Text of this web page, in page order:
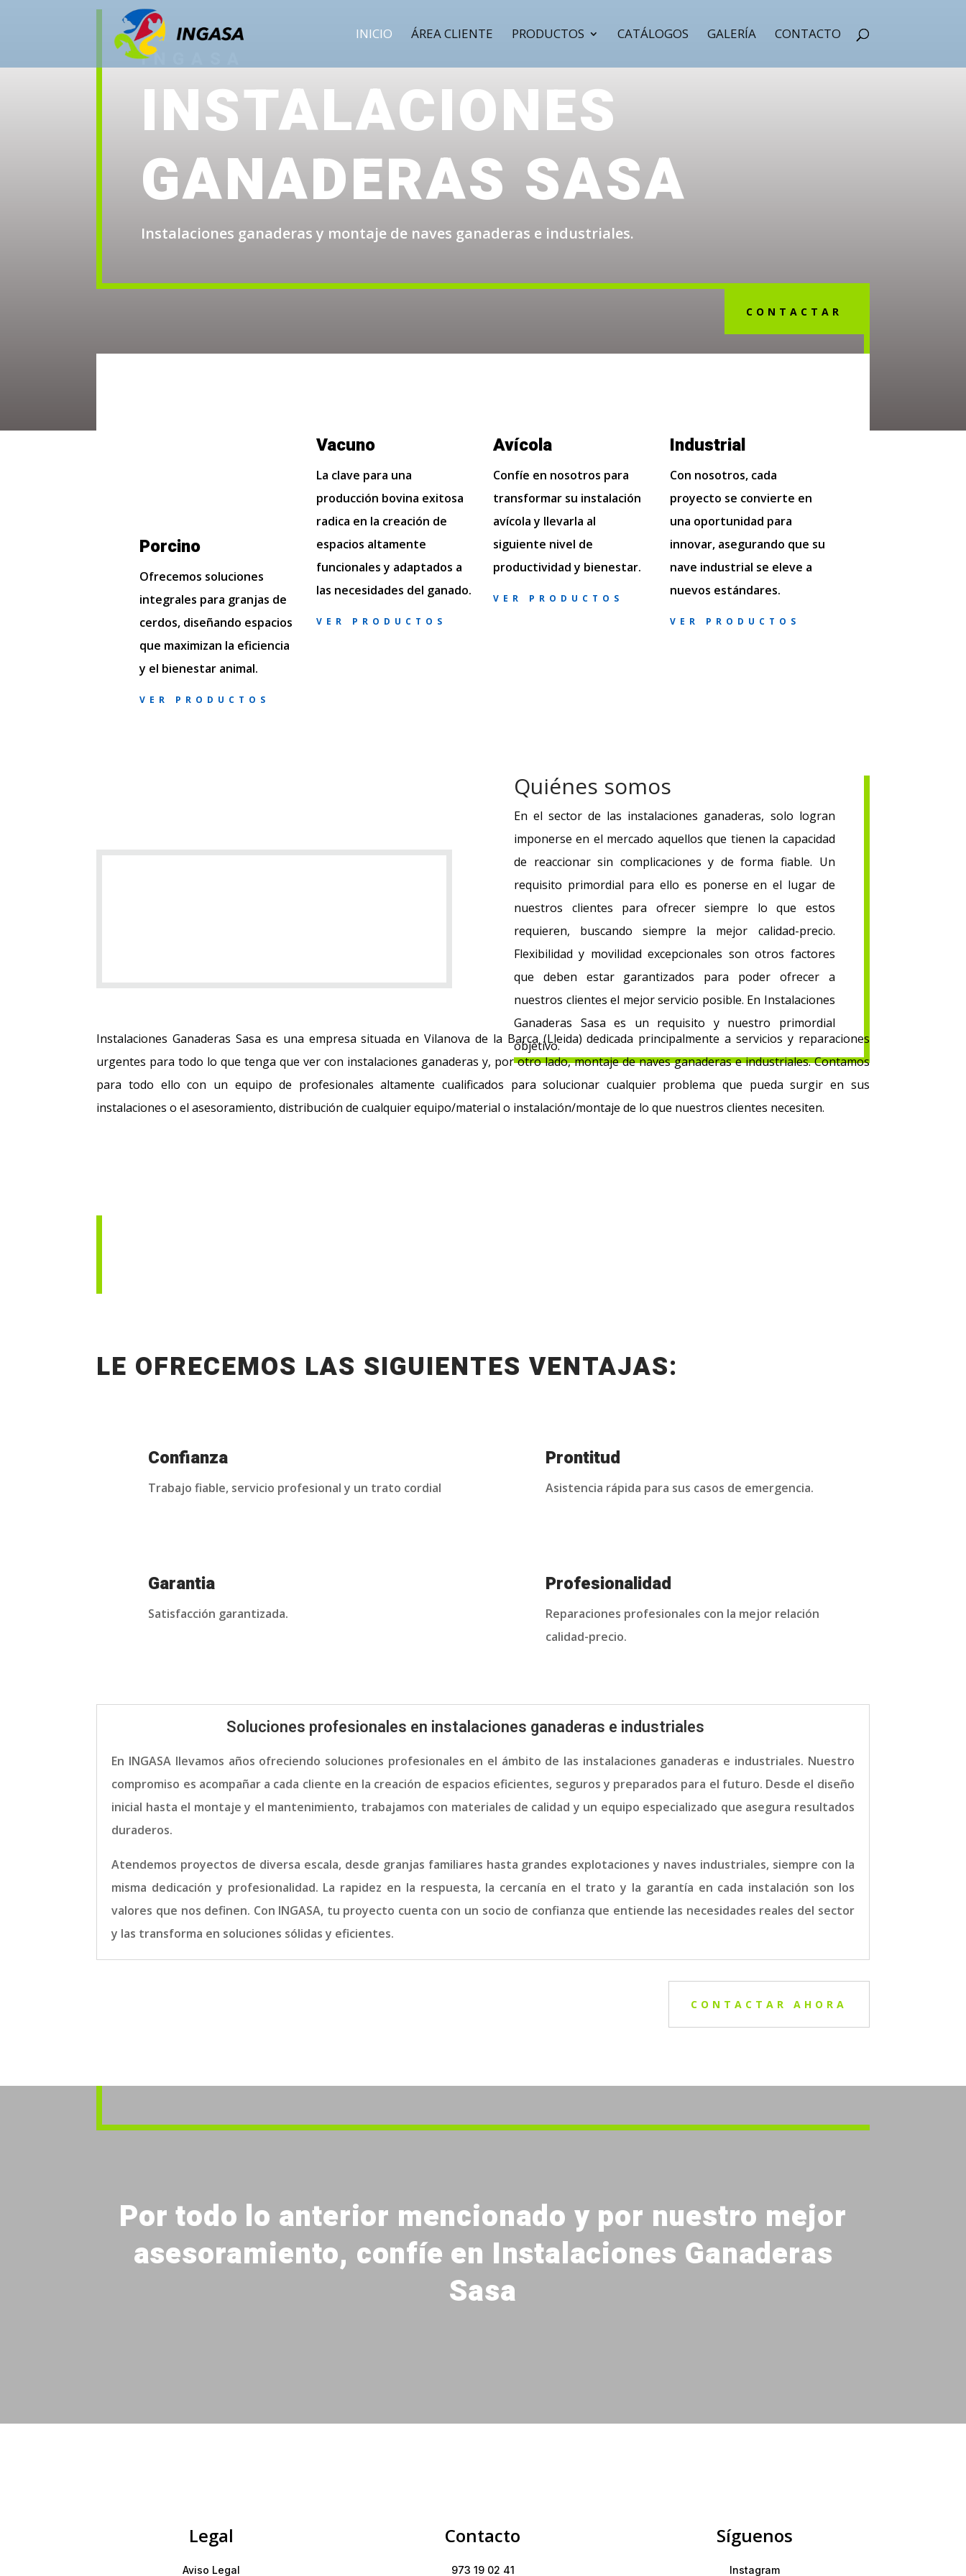
INICIO ÁREA CLIENTE PRODUCTOS CATÁLOGOS GALERÍA CONTACTO
INGASA
INSTALACIONES
GANADERAS SASA
Instalaciones ganaderas y montaje de naves ganaderas e industriales.
CONTACTAR
Porcino
Ofrecemos soluciones
integrales para granjas de
cerdos, diseñando espacios
que maximizan la eficiencia
y el bienestar animal.
VER PRODUCTOS
Vacuno
La clave para una
producción bovina exitosa
radica en la creación de
espacios altamente
funcionales y adaptados a
las necesidades del ganado.
VER PRODUCTOS
Avícola
Confíe en nosotros para
transformar su instalación
avícola y llevarla al
siguiente nivel de
productividad y bienestar.
VER PRODUCTOS
Industrial
Con nosotros, cada
proyecto se convierte en
una oportunidad para
innovar, asegurando que su
nave industrial se eleve a
nuevos estándares.
VER PRODUCTOS
Quiénes somos
En el sector de las instalaciones ganaderas, solo logran
imponerse en el mercado aquellos que tienen la capacidad
de reaccionar sin complicaciones y de forma fiable. Un
requisito primordial para ello es ponerse en el lugar de
nuestros clientes para ofrecer siempre lo que estos
requieren, buscando siempre la mejor calidad-precio.
Flexibilidad y movilidad excepcionales son otros factores
que deben estar garantizados para poder ofrecer a
nuestros clientes el mejor servicio posible. En Instalaciones
Ganaderas Sasa es un requisito y nuestro primordial
objetivo.
Instalaciones Ganaderas Sasa es una empresa situada en Vilanova de la Barca (Lleida) dedicada principalmente a servicios y reparaciones
urgentes para todo lo que tenga que ver con instalaciones ganaderas y, por otro lado, montaje de naves ganaderas e industriales. Contamos
para todo ello con un equipo de profesionales altamente cualificados para solucionar cualquier problema que pueda surgir en sus
instalaciones o el asesoramiento, distribución de cualquier equipo/material o instalación/montaje de lo que nuestros clientes necesiten.
LE OFRECEMOS LAS SIGUIENTES VENTAJAS:
Confianza
Trabajo fiable, servicio profesional y un trato cordial
Prontitud
Asistencia rápida para sus casos de emergencia.
Garantia
Satisfacción garantizada.
Profesionalidad
Reparaciones profesionales con la mejor relación
calidad-precio.
Soluciones profesionales en instalaciones ganaderas e industriales
En INGASA llevamos años ofreciendo soluciones profesionales en el ámbito de las instalaciones ganaderas e industriales. Nuestro
compromiso es acompañar a cada cliente en la creación de espacios eficientes, seguros y preparados para el futuro. Desde el diseño
inicial hasta el montaje y el mantenimiento, trabajamos con materiales de calidad y un equipo especializado que asegura resultados
duraderos.
Atendemos proyectos de diversa escala, desde granjas familiares hasta grandes explotaciones y naves industriales, siempre con la
misma dedicación y profesionalidad. La rapidez en la respuesta, la cercanía en el trato y la garantía en cada instalación son los
valores que nos definen. Con INGASA, tu proyecto cuenta con un socio de confianza que entiende las necesidades reales del sector
y las transforma en soluciones sólidas y eficientes.
CONTACTAR AHORA
Por todo lo anterior mencionado y por nuestro mejor
asesoramiento, confíe en Instalaciones Ganaderas
Sasa
Legal
Aviso Legal
Contacto
973 19 02 41
Síguenos
Instagram